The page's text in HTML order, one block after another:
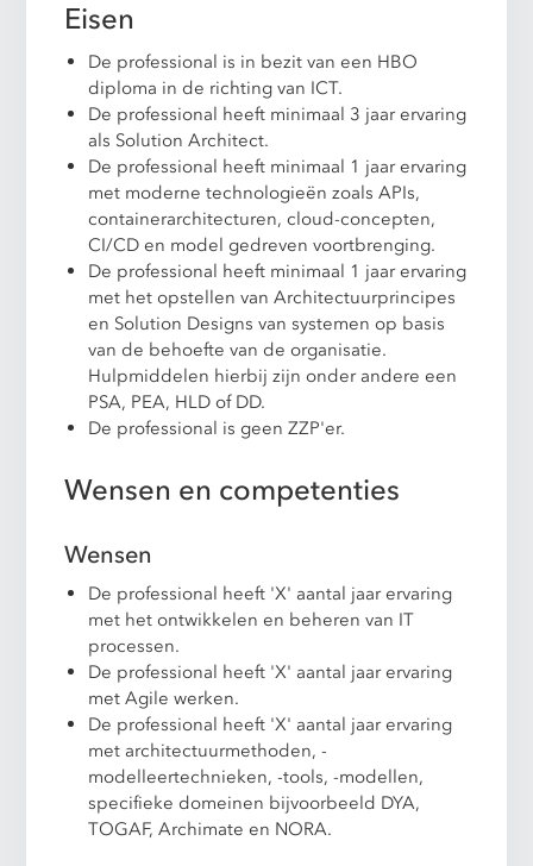
Eisen
De professional is in bezit van een HBO
diploma in de richting van ICT.
De professional heeft minimaal 3 jaar ervaring
als Solution Architect.
De professional heeft minimaal 1 jaar ervaring
met moderne technologieën zoals APIs,
containerarchitecturen, cloud-concepten,
CI/CD en model gedreven voortbrenging.
De professional heeft minimaal 1 jaar ervaring
met het opstellen van Architectuurprincipes
en Solution Designs van systemen op basis
van de behoefte van de organisatie.
Hulpmiddelen hierbij zijn onder andere een
PSA, PEA, HLD of DD.
De professional is geen ZZP'er.
Wensen en competenties
Wensen
De professional heeft 'X' aantal jaar ervaring
met het ontwikkelen en beheren van IT
processen.
De professional heeft 'X' aantal jaar ervaring
met Agile werken.
De professional heeft 'X' aantal jaar ervaring
met architectuurmethoden, -
modelleertechnieken, -tools, -modellen,
specifieke domeinen bijvoorbeeld DYA,
TOGAF, Archimate en NORA.